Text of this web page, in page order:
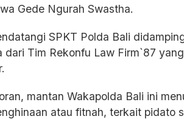
Gede Ngurah Swastha.
SPKT Polda Bali
dari Tim Rekonfu Law Firm`87
mantan Wakapolda Bali ini
atau fitnah, terkait pidato